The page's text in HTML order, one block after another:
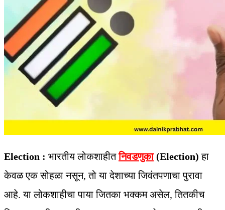
Election : भारतीय लोकशाहीतनिवडणुका (Election) हा
केवळ एक सोहळा नसून, तो या देशाच्या जिवंतपणाचा पुरावा
आहे. या लोकशाहीचा पाया जितका भक्कम असेल, तितकीच